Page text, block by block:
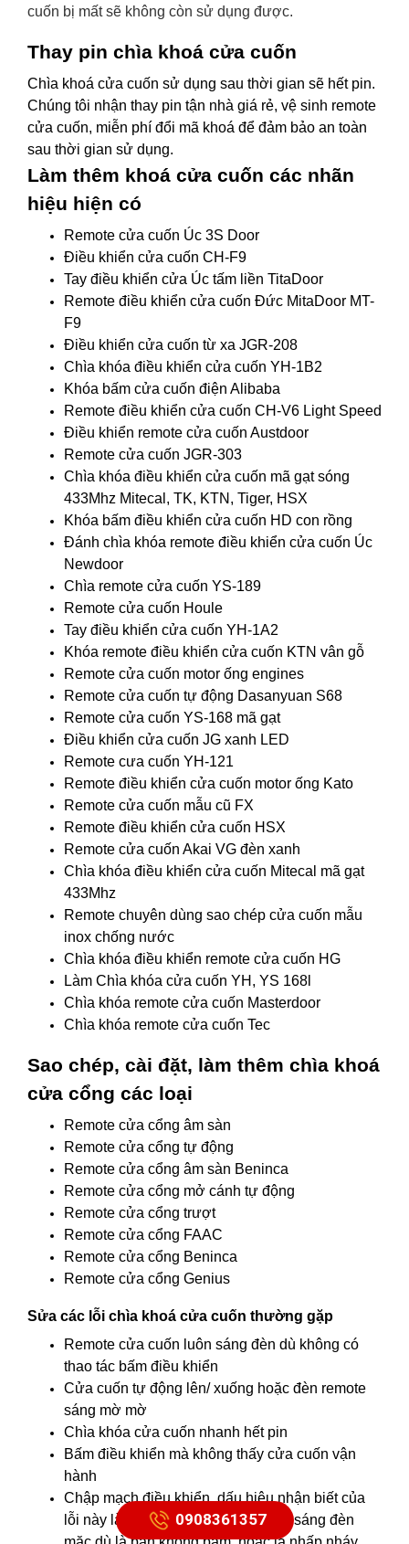
cuốn bị mất sẽ không còn sử dụng được.
Thay pin chìa khoá cửa cuốn
Chìa khoá cửa cuốn sử dụng sau thời gian sẽ hết pin.
Chúng tôi nhận thay pin tận nhà giá rẻ, vệ sinh remote
cửa cuốn, miễn phí đổi mã khoá để đảm bảo an toàn
sau thời gian sử dụng.
Làm thêm khoá cửa cuốn các nhãn
hiệu hiện có
Remote cửa cuốn Úc 3S Door
Điều khiển cửa cuốn CH-F9
Tay điều khiển cửa Úc tấm liền TitaDoor
Remote điều khiển cửa cuốn Đức MitaDoor MT-
F9
Điều khiển cửa cuốn từ xa JGR-208
Chìa khóa điều khiển cửa cuốn YH-1B2
Khóa bấm cửa cuốn điện Alibaba
Remote điều khiển cửa cuốn CH-V6 Light Speed
Điều khiển remote cửa cuốn Austdoor
Remote cửa cuốn JGR-303
Chìa khóa điều khiển cửa cuốn mã gạt sóng
433Mhz Mitecal, TK, KTN, Tiger, HSX
Khóa bấm điều khiển cửa cuốn HD con rồng
Đánh chìa khóa remote điều khiển cửa cuốn Úc
Newdoor
Chìa remote cửa cuốn YS-189
Remote cửa cuốn Houle
Tay điều khiển cửa cuốn YH-1A2
Khóa remote điều khiển cửa cuốn KTN vân gỗ
Remote cửa cuốn motor ống engines
Remote cửa cuốn tự động Dasanyuan S68
Remote cửa cuốn YS-168 mã gạt
Điều khiển cửa cuốn JG xanh LED
Remote cưa cuốn YH-121
Remote điều khiển cửa cuốn motor ống Kato
Remote cửa cuốn mẫu cũ FX
Remote điều khiển cửa cuốn HSX
Remote cửa cuốn Akai VG đèn xanh
Chìa khóa điều khiển cửa cuốn Mitecal mã gạt
433Mhz
Remote chuyên dùng sao chép cửa cuốn mẫu
inox chống nước
Chìa khóa điều khiển remote cửa cuốn HG
Làm Chìa khóa cửa cuốn YH, YS 168l
Chìa khóa remote cửa cuốn Masterdoor
Chìa khóa remote cửa cuốn Tec
Sao chép, cài đặt, làm thêm chìa khoá
cửa cổng các loại
Remote cửa cổng âm sàn
Remote cửa cổng tự động
Remote cửa cổng âm sàn Beninca
Remote cửa cổng mở cánh tự động
Remote cửa cổng trượt
Remote cửa cổng FAAC
Remote cửa cổng Beninca
Remote cửa cổng Genius
Sửa các lỗi chìa khoá cửa cuốn thường gặp
Remote cửa cuốn luôn sáng đèn dù không có
thao tác bấm điều khiển
Cửa cuốn tự động lên/ xuống hoặc đèn remote
sáng mờ mờ
Chìa khóa cửa cuốn nhanh hết pin
Bấm điều khiển mà không thấy cửa cuốn vận
hành
Chập mạch điều khiển, dấu hiệu nhận biết của
lỗi này là điều khiển cửa cuốn luôn sáng đèn
0908361357